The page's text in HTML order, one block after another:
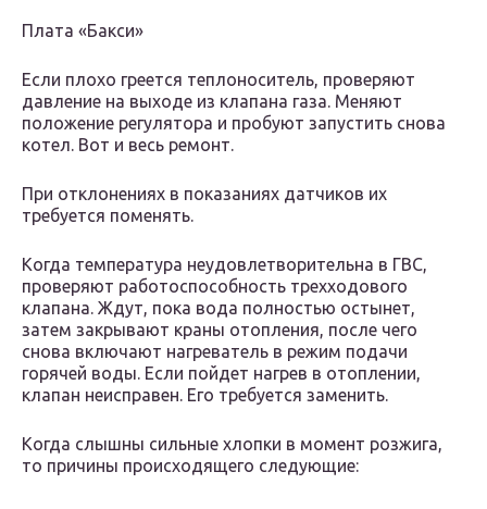
Плата «Бакси»
Если плохо греется теплоноситель, проверяют
давление на выходе из клапана газа. Меняют
положение регулятора и пробуют запустить снова
котел. Вот и весь ремонт.
При отклонениях в показаниях датчиков их
требуется поменять.
Когда температура неудовлетворительна в ГВС,
проверяют работоспособность трехходового
клапана. Ждут, пока вода полностью остынет,
затем закрывают краны отопления, после чего
снова включают нагреватель в режим подачи
горячей воды. Если пойдет нагрев в отоплении,
клапан неисправен. Его требуется заменить.
Когда слышны сильные хлопки в момент розжига,
то причины происходящего следующие: